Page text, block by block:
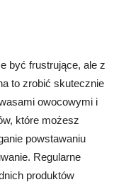
być frustrujące, ale z
to zrobić skutecznie
owocowymi i
które możesz
powstawaniu
Regularne
produktów